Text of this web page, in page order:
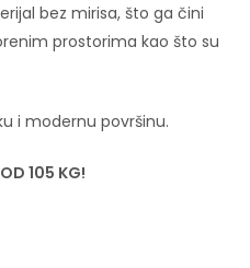
bez mirisa, što ga čini
prostorima kao što su
i modernu površinu.
105 KG!